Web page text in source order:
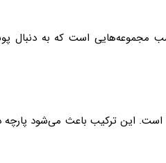
گزینه مناسب مجموعه‌هایی است که به
اما بودجه محدود است، مدل ۹۰٪ پلی‌استر و ۱۰٪ پشم انتخاب مناسبی